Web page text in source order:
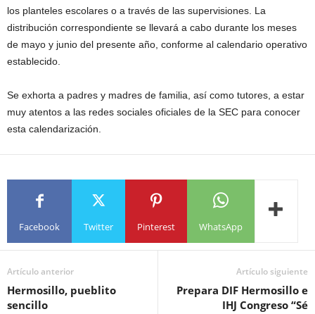
los planteles escolares o a través de las supervisiones. La
distribución correspondiente se llevará a cabo durante los meses
de mayo y junio del presente año, conforme al calendario operativo
establecido.
Se exhorta a padres y madres de familia, así como tutores, a estar
muy atentos a las redes sociales oficiales de la SEC para conocer
esta calendarización.
Facebook Twitter Pinterest WhatsApp
Artículo anterior
Hermosillo, pueblito
sencillo
Artículo siguiente
Prepara DIF Hermosillo e
IHJ Congreso “Sé